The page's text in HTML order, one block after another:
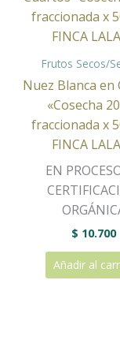
Frutos Secos/
Nuez Blanca en
«Cosecha
fraccionada x
FINCA
EN
$ 10.700
Añadir al